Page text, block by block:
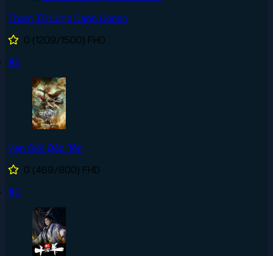
Thám Tử Lừng Danh Conan
0 (1209/1500) FHD
#2
Vạn Giới Độc Tôn
0 (469/800) FHD
#3